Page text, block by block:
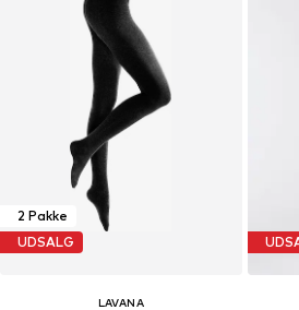
2 Pakke
UDSALG
LAVANA